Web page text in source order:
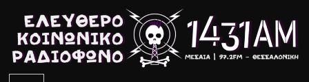
περιεχόμενο